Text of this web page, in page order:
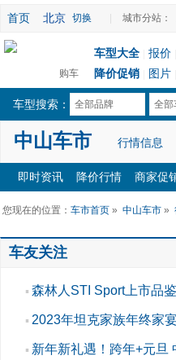
首页 北京 切换 城市分站：
购车
车型大全 报价
降价促销
图片
车型搜索： 全部品牌 全部
中山车市 行情信息
即时资讯 降价行情 商家促
您现在的位置： 车市首页 » 中山车市 »
车友关注
▪ 森林人STI Sport上市品
▪ 2023年坦克家族年终家
▪ 新年新礼遇！跨年+元旦